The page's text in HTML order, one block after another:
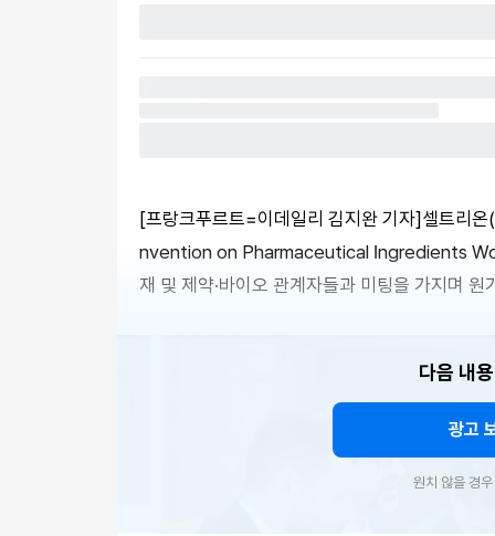
[프랑크푸르트=이데일리 김지완 기자]셀트리
nvention on Pharmaceutical Ingredients
재 및 제약·바이오 관계자들과 미팅을 가지며
다음 내
광고
원치 않을 경